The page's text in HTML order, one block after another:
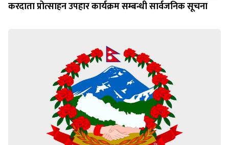
करदाता प्रोत्साहन उपहार कार्यक्रम सम्बन्धी सार्वजनिक सूचना